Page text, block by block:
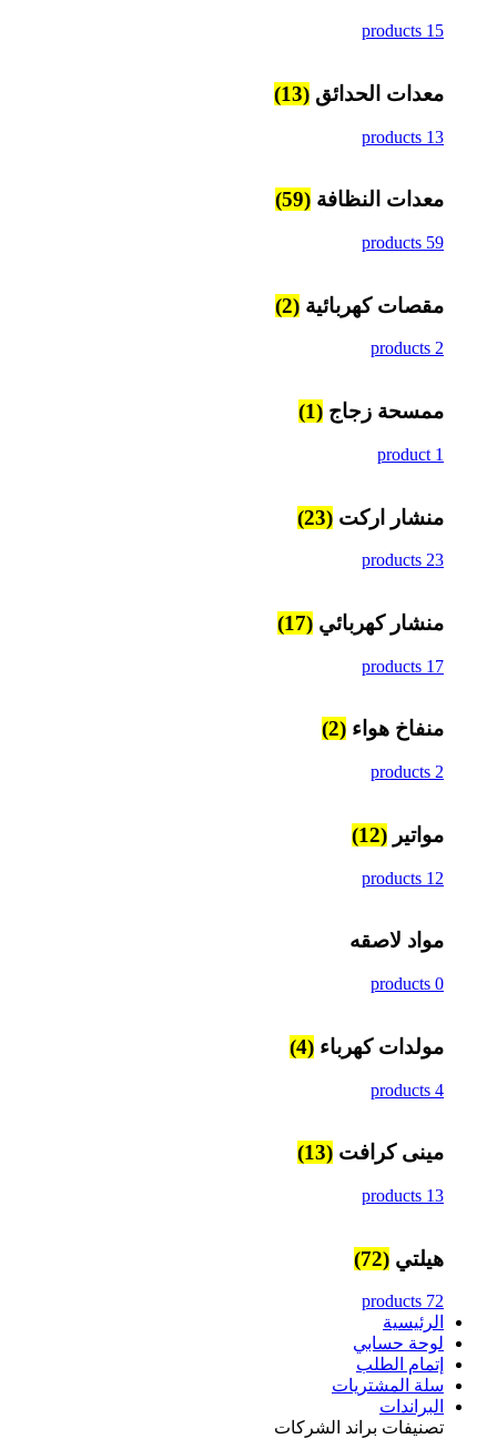
15 products
معدات الحدائق (13)
13 products
معدات النظافة (59)
59 products
مقصات كهربائية (2)
2 products
ممسحة زجاج (1)
1 product
منشار اركت (23)
23 products
منشار كهربائي (17)
17 products
منفاخ هواء (2)
2 products
مواتير (12)
12 products
مواد لاصقه
0 products
مولدات كهرباء (4)
4 products
مينى كرافت (13)
13 products
هيلتي (72)
72 products
الرئيسية
لوحة حسابي
إتمام الطلب
سلة المشتريات
البراندات
تصنيفات براند الشركات